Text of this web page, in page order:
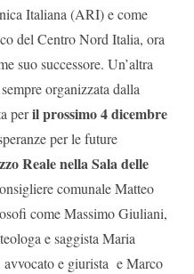
Italiana (ARI) e come
del Centro Nord Italia, ora
suo successore. Un’altra
organizzata dalla
peril prossimo 4 dicembre
per le future
Reale nella Sala delle
comunale Matteo
come Massimo Giuliani,
e saggista Maria
e giurista e Marco